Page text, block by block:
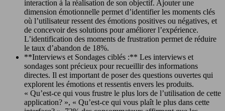
interaction à la réalisation de son objectif. Ajouter une
dimension émotionnelle permet d’identifier les moments clés
où l’utilisateur ressent des émotions positives ou négatives, et
de concevoir des solutions pour améliorer l’expérience.
L’identification des moments de frustration permet de réduire
le taux d’abandon de 18%.
**Interviews et Sondages ciblés :** Les interviews et
sondages sont précieux pour recueillir des informations
directes. Il est important de poser des questions ouvertes qui
explorent les émotions et ressentis envers les produits.
« Qu’est-ce qui vous frustre le plus lors de l’utilisation de cette
application? », « Qu’est-ce qui vous plaît le plus dans cette